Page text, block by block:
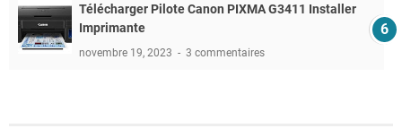
Télécharger Pilote Canon PIXMA G3411 Installer
Imprimante
novembre 19, 2023 3 commentaires